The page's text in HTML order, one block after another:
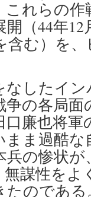
れらの
（44年12
含む）を
したイン
の各局
廉也将軍
ま過酷
の惨状
謀性を
たのであ